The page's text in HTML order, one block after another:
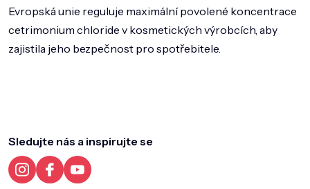
Evropská unie reguluje maximální povolené koncentrace
cetrimonium chloride v kosmetických výrobcích, aby
zajistila jeho bezpečnost pro spotřebitele.
Sledujte nás a inspirujte se